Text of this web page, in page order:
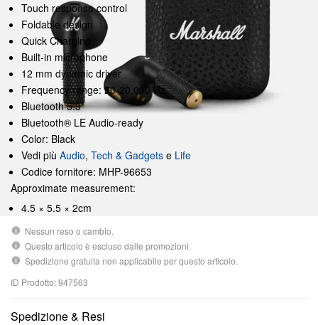
Touch response control
Foldable design
Quick Charging
Built-in microphone
12 mm dynamic driver
Frequency range: 20-20,000 Hz
Bluetooth 5.3
Bluetooth® LE Audio-ready
Color: Black
Vedi più Audio, Tech & Gadgets e Life
Codice fornitore: MHP-96653
Approximate measurement:
4.5 × 5.5 × 2cm
Nessun reso o cambio.
Questo articolo è escluso dalle promozioni.
Spedizione gratuita non applicabile per questo articolo.
ID Prodotto: 947563
Spedizione & Resi